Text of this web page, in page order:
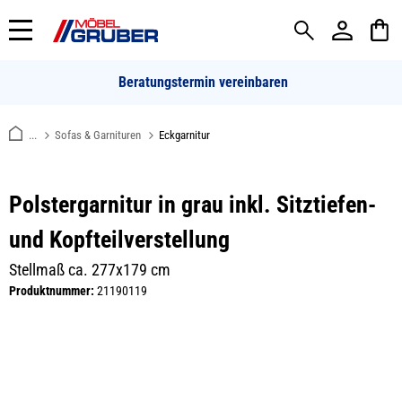
springen
Beratungstermin vereinbaren
... Sofas & Garnituren Eckgarnitur
Polstergarnitur in grau inkl. Sitztiefen-
und Kopfteilverstellung
Stellmaß ca. 277x179 cm
Produktnummer: 21190119